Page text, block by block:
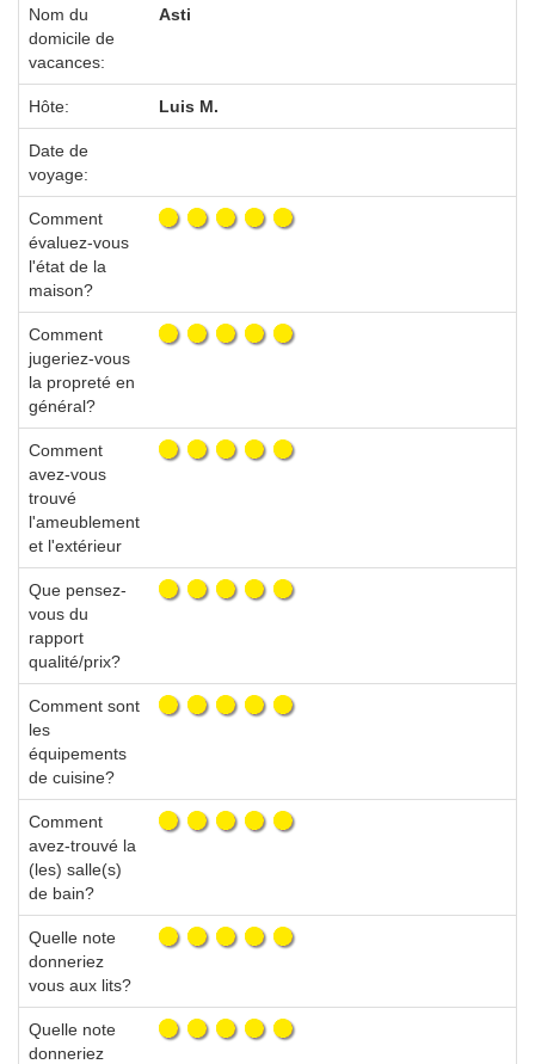
Nom du
domicile de
vacances:
Asti
Hôte: Luis M.
Date de
voyage:
Comment
évaluez-vous
l'état de la
maison?
Comment
jugeriez-vous
la propreté en
général?
Comment
avez-vous
trouvé
l'ameublement
et l'extérieur
Que pensez-
vous du
rapport
qualité/prix?
Comment sont
les
équipements
de cuisine?
Comment
avez-trouvé la
(les) salle(s)
de bain?
Quelle note
donneriez
vous aux lits?
Quelle note
donneriez